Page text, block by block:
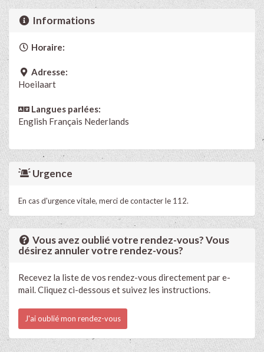
Informations
Horaire:
Adresse:
Hoeilaart
Langues parlées:
English Français Nederlands
Urgence
En cas d'urgence vitale, merci de contacter le 112.
Vous avez oublié votre rendez-vous? Vous
désirez annuler votre rendez-vous?
Recevez la liste de vos rendez-vous directement par e-
mail. Cliquez ci-dessous et suivez les instructions.
J'ai oublié mon rendez-vous